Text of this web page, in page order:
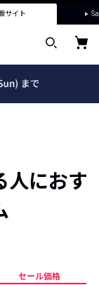
サイト
人におす
セール価格